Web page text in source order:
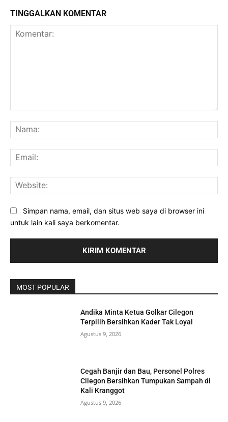
TINGGALKAN KOMENTAR
Simpan nama, email, dan situs web saya di browser ini
untuk lain kali saya berkomentar.
MOST POPULAR
Andika Minta Ketua Golkar Cilegon
Terpilih Bersihkan Kader Tak Loyal
Agustus 9, 2026
Cegah Banjir dan Bau, Personel Polres
Cilegon Bersihkan Tumpukan Sampah di
Kali Kranggot
Agustus 9, 2026